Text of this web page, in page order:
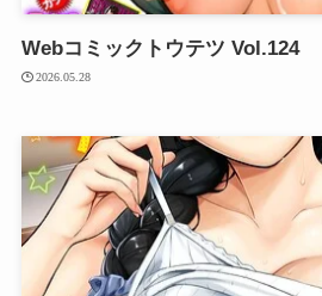
Webコミックトウテツ Vol.124
2026.05.28